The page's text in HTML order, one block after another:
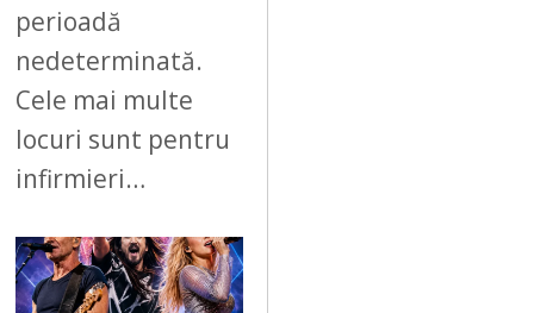
perioadă
nedeterminată.
Cele mai multe
locuri sunt pentru
infirmieri…